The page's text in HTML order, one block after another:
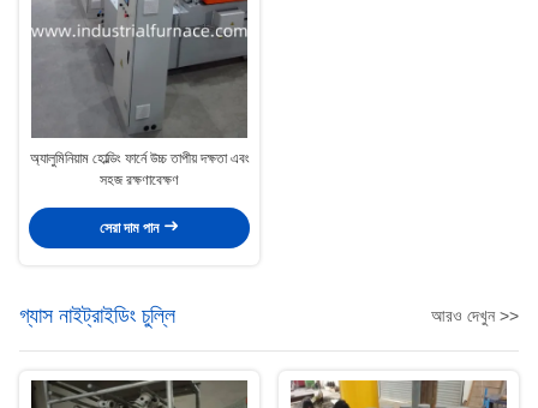
অ্যালুমিনিয়াম হোল্ডিং ফার্নে উচ্চ তাপীয় দক্ষতা এবং
সহজ রক্ষণাবেক্ষণ
সেরা দাম পান
গ্যাস নাইট্রাইডিং চুল্লি আরও দেখুন >>